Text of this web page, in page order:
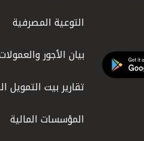
التوعية المصرفية
بيان الأجور
تقارير بيت التمويل
المؤسسات المالية